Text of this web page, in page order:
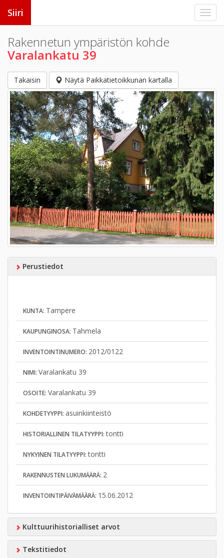
Siiri
Rakennetun ympäristön kohde
Varalankatu 39
Takaisin Näytä Paikkatietoikkunan kartalla
Perustiedot
KUNTA: Tampere
KAUPUNGINOSA: Tahmela
INVENTOINTINUMERO: 2012/0122
NIMI: Varalankatu 39
OSOITE: Varalankatu 39
KOHDETYYPPI: asuinkiinteistö
HISTORIALLINEN TILATYYPPI:tontti
NYKYINEN TILATYYPPI:tontti
RAKENNUSTEN LUKUMÄÄRÄ: 2
INVENTOINTIPÄIVÄMÄÄRÄ: 15.06.2012
Kulttuurihistorialliset arvot
Tekstitiedot